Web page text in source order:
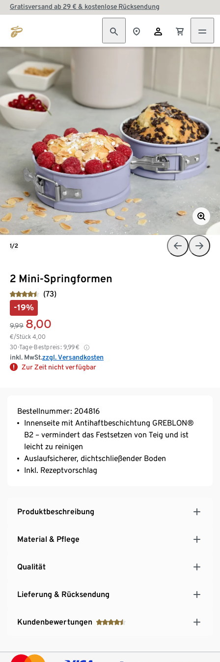
Gratisversand ab 29 € & kostenlose Rücksendung
2 Mini-Springformen
(73)
-19%
9,99 8,00
€/Stück 4,00
30-Tage-Bestpreis: 9,99€
inkl. MwSt.zzgl. Versandkosten
Zur Zeit nicht verfügbar
1/2
Bestellnummer: 204816
Innenseite mit Antihaftbeschichtung GREBLON®
B2 – vermindert das Festsetzen von Teig und ist
leicht zu reinigen
Auslaufsicherer, dichtschließender Boden
Inkl. Rezeptvorschlag
Produktbeschreibung
Material & Pflege
Qualität
Lieferung & Rücksendung
Kundenbewertungen